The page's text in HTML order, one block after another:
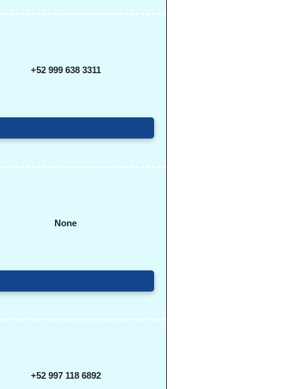
+52 999 638 3311
None
+52 997 118 6892